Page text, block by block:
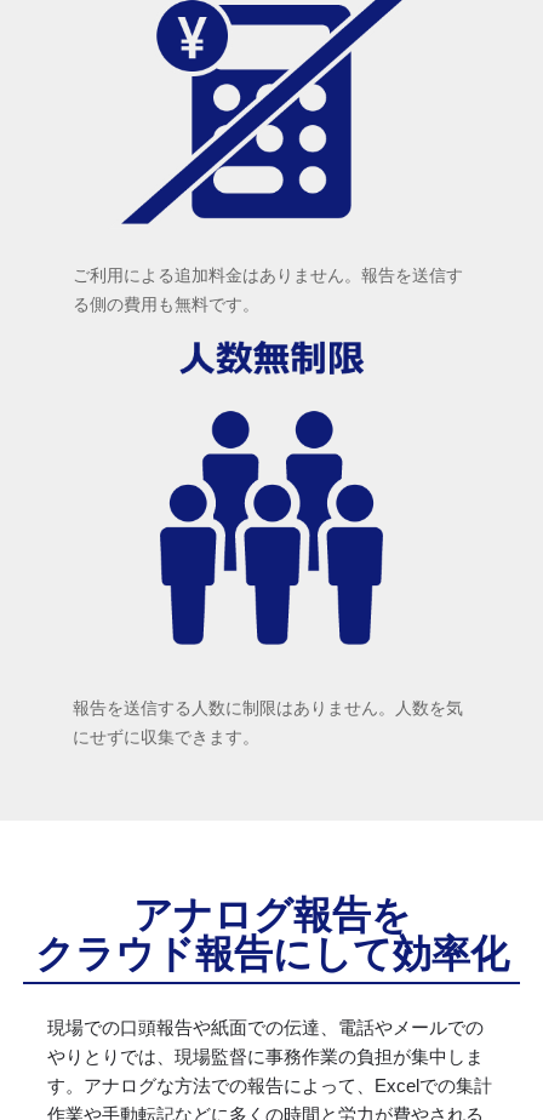
ご利用による追加料金はありません。報告を送信す
る側の費用も無料です。
報告を送信する人数に制限はありません。人数を気
にせずに収集できます。
アナログ報告を
クラウド報告にして効率化
現場での口頭報告や紙面での伝達、電話やメールでの
やりとりでは、現場監督に事務作業の負担が集中しま
す。アナログな方法での報告によって、Excelでの集計
作業や手動転記などに多くの時間と労力が費やされる